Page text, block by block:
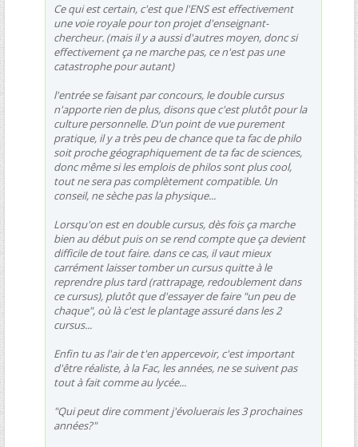
Ce qui est certain, c'est que l'ENS est effectivement
une voie royale pour ton projet d'enseignant-
chercheur. (mais il y a aussi d'autres moyen, donc si
effectivement ça ne marche pas, ce n'est pas une
catastrophe pour autant)
l'entrée se faisant par concours, le double cursus
n'apporte rien de plus, disons que c'est plutôt pour la
culture personnelle. D'un point de vue purement
pratique, il y a très peu de chance que ta fac de philo
soit proche géographiquement de ta fac de sciences,
donc même si les emplois de philos sont plus cool,
tout ne sera pas complètement compatible. Un
conseil, ne sèche pas la physique...
Lorsqu'on est en double cursus, dès fois ça marche
bien au début puis on se rend compte que ça devient
difficile de tout faire. dans ce cas, il vaut mieux
carrément laisser tomber un cursus quitte à le
reprendre plus tard (rattrapage, redoublement dans
ce cursus), plutôt que d'essayer de faire "un peu de
chaque", où là c'est le plantage assuré dans les 2
cursus...
Enfin tu as l'air de t'en appercevoir, c'est important
d'être réaliste, à la Fac, les années, ne se suivent pas
tout à fait comme au lycée...
"Qui peut dire comment j'évoluerais les 3 prochaines
années?"